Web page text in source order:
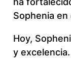
Sophenia
Hoy,
y